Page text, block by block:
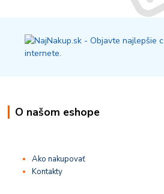
O našom eshope
Ako nakupovať
Kontakty